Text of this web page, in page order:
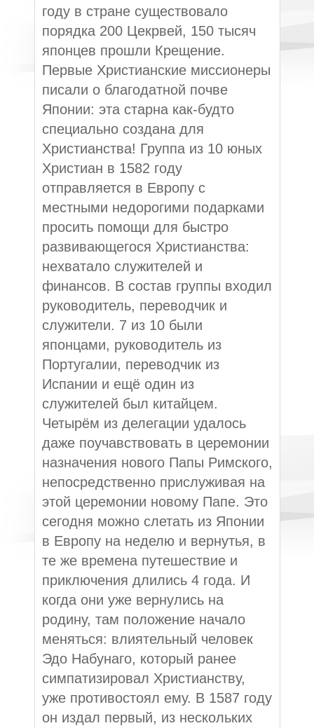
году в стране существовало
порядка 200 Цекрвей, 150 тысяч
японцев прошли Крещение.
Первые Христианские миссионеры
писали о благодатной почве
Японии: эта старна как-будто
специально создана для
Христианства! Группа из 10 юных
Христиан в 1582 году
отправляется в Европу с
местными недорогими подарками
просить помощи для быстро
развивающегося Христианства:
нехватало служителей и
финансов. В состав группы входил
руководитель, переводчик и
служители. 7 из 10 были
японцами, руководитель из
Португалии, переводчик из
Испании и ещё один из
служителей был китайцем.
Четырём из делегации удалось
даже поучавствовать в церемонии
назначения нового Папы Римского,
непосредственно прислуживая на
этой церемонии новому Папе. Это
сегодня можно слетать из Японии
в Европу на неделю и вернутья, в
те же времена путешествие и
приключения длились 4 года. И
когда они уже вернулись на
родину, там положение начало
меняться: влиятельный человек
Эдо Набунаго, который ранее
симпатизировал Христианству,
уже противостоял ему. В 1587 году
он издал первый, из нескольких